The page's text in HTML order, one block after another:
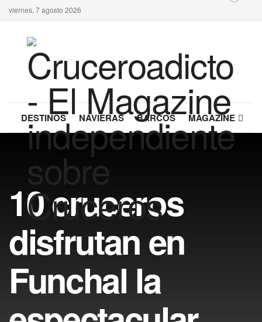
viernes, 7 agosto 2026
DESTINOS NAVIERAS BARCOS MAGAZINE
10 cruceros
disfrutan en
Funchal la